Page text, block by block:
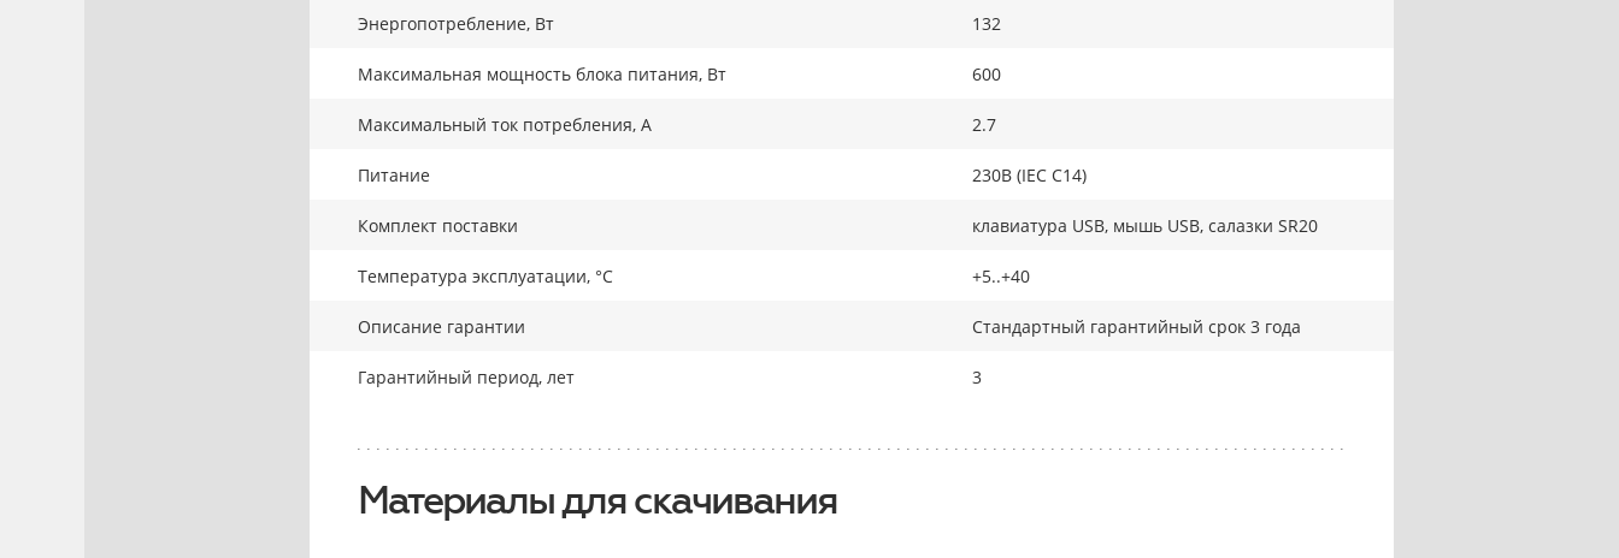
Энергопотребление, Вт 132
Максимальная мощность блока питания, Вт 600
Максимальный ток потребления, А 2.7
Питание 230В (IEC C14)
Комплект поставки клавиатура USB, мышь USB, салазки SR20
Температура эксплуатации, °C +5..+40
Описание гарантии Стандартный гарантийный срок 3 года
Гарантийный период, лет 3
Материалы для скачивания